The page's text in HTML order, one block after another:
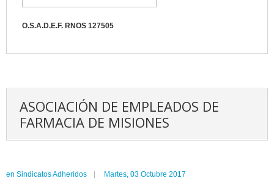
O.S.A.D.E.F. RNOS 127505
ASOCIACIÓN DE EMPLEADOS DE
FARMACIA DE MISIONES
en Sindicatos Adheridos Martes, 03 Octubre 2017